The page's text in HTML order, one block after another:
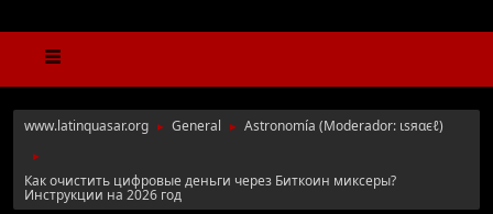
www.latinquasar.org ► General ► Astronomía (Moderador: ιѕяαєℓ)
►
Как очистить цифровые деньги через Биткоин миксеры?
Инструкции на 2026 год